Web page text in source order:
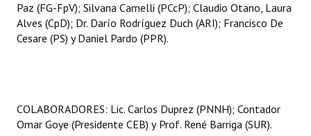
Paz (FG-FpV); Silvana Camelli (PCcP); Claudio Otano, Laura
Alves (CpD); Dr. Darío Rodríguez Duch (ARI); Francisco De
Cesare (PS) y Daniel Pardo (PPR).
COLABORADORES: Lic. Carlos Duprez (PNNH); Contador
Omar Goye (Presidente CEB) y Prof. René Barriga (SUR).